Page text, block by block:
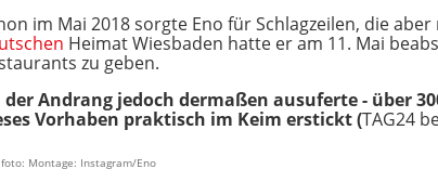
im Mai 2018 sorgte Eno für Schlagzeilen, die
Heimat Wiesbaden hatte er am 11. Mai
zu geben.
der Andrang jedoch dermaßen ausuferte - über
Vorhaben praktisch im Keim erstickt (TAG24
Montage: Instagram/Eno